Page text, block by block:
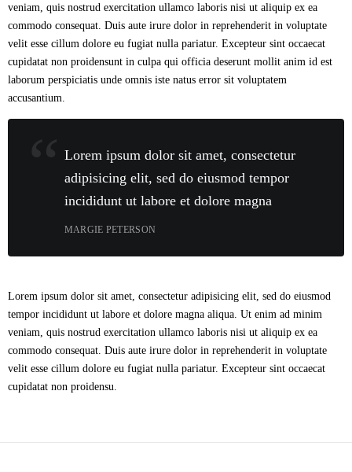
veniam, quis nostrud exercitation ullamco laboris nisi ut aliquip ex ea
commodo consequat. Duis aute irure dolor in reprehenderit in voluptate
velit esse cillum dolore eu fugiat nulla pariatur. Excepteur sint occaecat
cupidatat non proidensunt in culpa qui officia deserunt mollit anim id est
laborum perspiciatis unde omnis iste natus error sit voluptatem
accusantium.
Lorem ipsum dolor sit amet, consectetur
adipisicing elit, sed do eiusmod tempor
incididunt ut labore et dolore magna
MARGIE PETERSON
Lorem ipsum dolor sit amet, consectetur adipisicing elit, sed do eiusmod
tempor incididunt ut labore et dolore magna aliqua. Ut enim ad minim
veniam, quis nostrud exercitation ullamco laboris nisi ut aliquip ex ea
commodo consequat. Duis aute irure dolor in reprehenderit in voluptate
velit esse cillum dolore eu fugiat nulla pariatur. Excepteur sint occaecat
cupidatat non proidensu.